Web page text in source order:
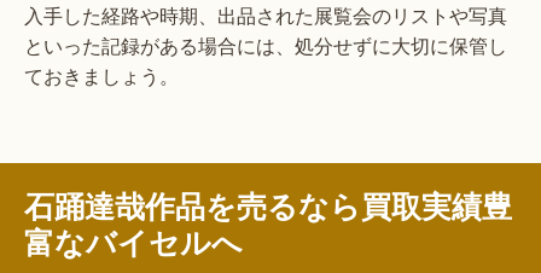
入手した経路や時期、出品された展覧会のリストや写真
といった記録がある場合には、処分せずに大切に保管し
ておきましょう。
石踊達哉作品を売るなら買取実績豊
富なバイセルへ